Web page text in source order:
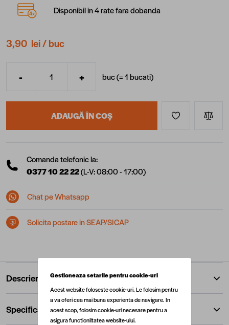
Disponibil in 4 rate fara dobanda
3,90 lei/ buc
Cantitate
- + buc (=1bucati)
ADAUGĂ ÎN COȘ
Comanda telefonic la:
0377 10 22 22(L-V: 08:00 - 17:00)
Chat pe Whatsapp
Solicita postare in SEAP/SICAP
Descriere
Specificatii
Gestioneaza setarile pentru cookie-uri
Acest website foloseste cookie-uri. Le folosim pentru
a va oferi cea mai buna experienta de navigare. In
acest scop, folosim cookie-uri necesare pentru a
asigura functionlitatea website-ului.